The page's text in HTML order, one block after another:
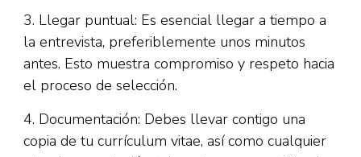
3. Llegar puntual: Es esencial llegar a tiempo a
la entrevista, preferiblemente unos minutos
antes. Esto muestra compromiso y respeto hacia
el proceso de selección.
4. Documentación: Debes llevar contigo una
copia de tu currículum vitae, así como cualquier